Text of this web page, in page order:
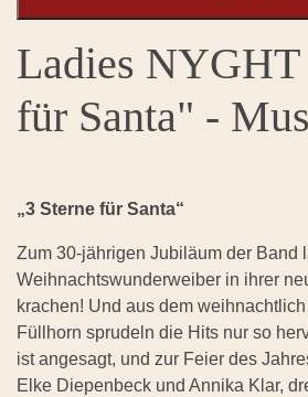
Ladies NYGHT
für Santa" -
„3 Sterne für Santa“
Zum 30-jährigen Jubiläum der Band
Weihnachtswunderweiber in ihrer
krachen! Und aus dem
Füllhorn sprudeln die Hits nur so
ist angesagt, und zur Feier des
Elke Diepenbeck und Annika Klar,